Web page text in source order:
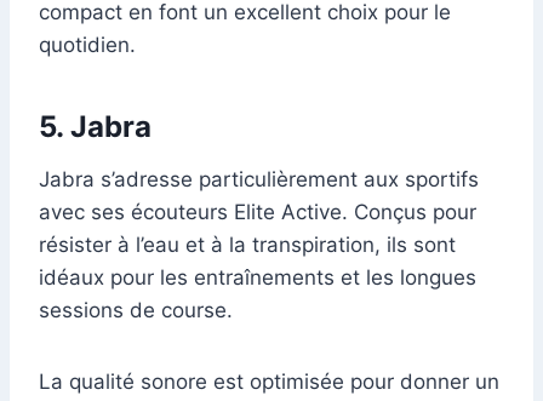
compact en font un excellent choix pour le
quotidien.
5. Jabra
Jabra s’adresse particulièrement aux sportifs
avec ses écouteurs Elite Active. Conçus pour
résister à l’eau et à la transpiration, ils sont
idéaux pour les entraînements et les longues
sessions de course.
La qualité sonore est optimisée pour donner un